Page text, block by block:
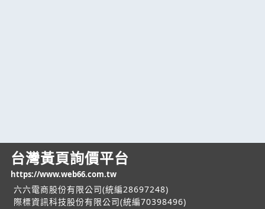
台灣黃頁詢價平台
https://www.web66.com.tw
六六電商股份有限公司(統編28697248)
際標資訊科技股份有限公司(統編70398496)